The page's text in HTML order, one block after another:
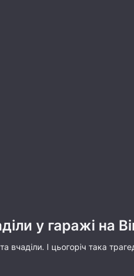
у гаражі на
та вчаділи. І цьогоріч така